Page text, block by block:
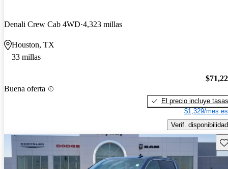
Denali Crew Cab 4WD 4,323 millas
Houston, TX
33 millas
Buena oferta
El precio incluye tasas
$1,329/mes
Verif. disponibilidad